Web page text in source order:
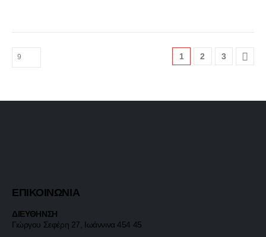
Echo Wave™ Audio διευκολύνει τον εντοπισμό
πολύτιμων στόχων διακρίνοντας τα αδύναμα
σήματα χρυσού από τους θερμούς βράχους, τα
1 2 3
ΕΠΙΚΟΙΝΩΝΙΑ
ΔΙΕΥΘΗΝΣΗ
Γιώργου Σεφέρη 27, Ιωάννινα 454 45